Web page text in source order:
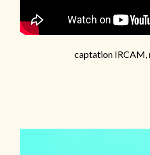
captation IRCAM,